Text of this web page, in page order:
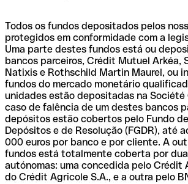
Todos os fundos depositados pelos
protegidos em conformidade com a
Uma parte destes fundos está ou
bancos parceiros, Crédit Mutuel Arkéa,
Natixis e Rothschild Martin Maurel, ou
fundos do mercado monetário
unidades estão depositadas na Société
caso de falência de um destes bancos
depósitos estão cobertos pelo Fundo
Depósitos e de Resolução (FGDR), até
000 euros por banco e por cliente. A
fundos está totalmente coberta por
autónomas: uma concedida pelo Crédit
do Crédit Agricole S.A., e a outra pelo